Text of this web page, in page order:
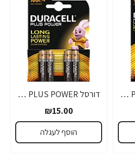
דורסל PLUS POWER סוללות 9V אריזת 1 יחידות - מבית Duracell
דורסל PLUS POWER סוללות AAA אריזת 4 יחידות - מבית Duracell
₪15.00
הוסף לעגלה